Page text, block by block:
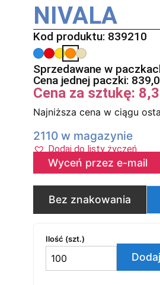
NIVALA
Kod produktu: 839210
Sprzedawane w
Cena jednej paczki:
Cena za sztukę:
Najniższa cena w ciągu
2110 w magazynie
Dodaj do listy życzeń
Wyceń przez e-mail
Bez znakowania
Ilość (szt.)